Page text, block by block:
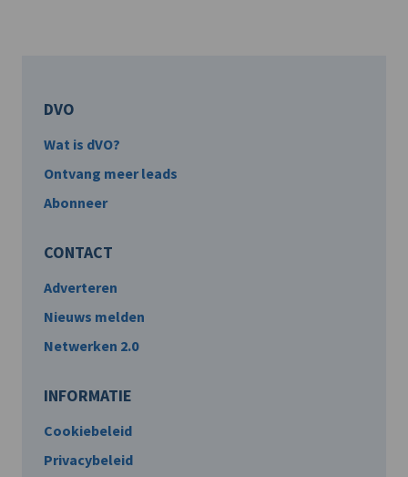
DVO
Wat is dVO?
Ontvang meer leads
Abonneer
CONTACT
Adverteren
Nieuws melden
Netwerken 2.0
INFORMATIE
Cookiebeleid
Privacybeleid